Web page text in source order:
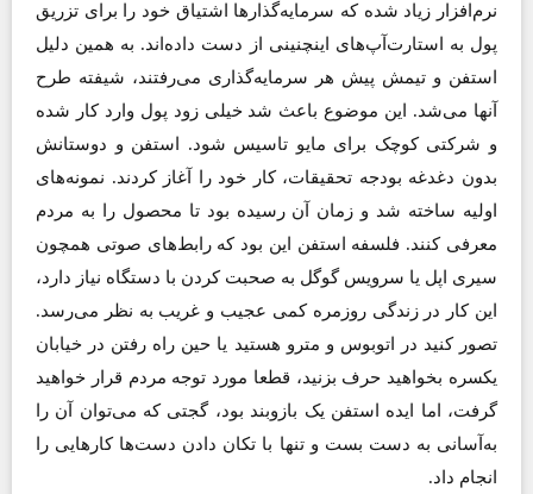
نرم‌افزار زیاد شده که سرمایه‌گذارها اشتیاق خود را برای تزریق
پول به استارت‌آپ‌های اینچنینی از دست داده‌اند. به همین دلیل
استفن و تیمش پیش هر سرمایه‌گذاری می‌رفتند، شیفته طرح
آنها می‌شد. این موضوع باعث شد خیلی زود پول وارد کار شده
و شرکتی کوچک برای مایو تاسیس شود. استفن و دوستانش
بدون دغدغه بودجه تحقیقات، کار خود را آغاز کردند. نمونه‌های
اولیه ساخته شد و زمان آن رسیده بود تا محصول را به مردم
معرفی کنند. فلسفه استفن این بود که رابط‌های صوتی همچون
سیری اپل یا سرویس گوگل به صحبت کردن با دستگاه نیاز دارد،
این کار در زندگی روزمره کمی عجیب‌ و‌ غریب به نظر می‌رسد.
تصور کنید در اتوبوس و مترو هستید یا حین راه رفتن در خیابان
یکسره بخواهید حرف بزنید، قطعا مورد توجه مردم قرار خواهید
گرفت، اما ایده استفن یک بازوبند بود، گجتی که می‌توان آن را
به‌آسانی به دست بست و تنها با تکان دادن دست‌ها کارهایی را
انجام داد.